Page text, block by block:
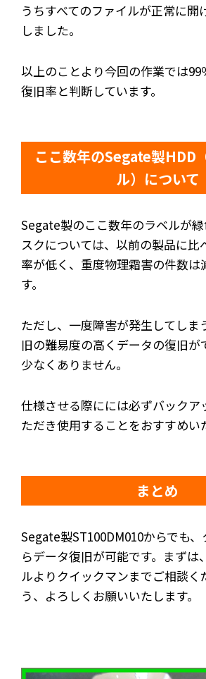
うちすべてのファイルが正常に開
しました。
以上のことより今回の作業では99
復旧率と判断しています。
ここ数年のSegate製HDD
ル）について
Segate製のここ数年のラベルが緑
スクについては、以前の製品に比
率が低く、重度物理霜害の件数は
す。
ただし、一度障害が発生してしま
旧の難易度の高くデータの復旧が
少なくありません。
仕様させる際にには必ずバックア
ただき使用することをおすすめい
まとめ
Segate製ST100DM010からでも
らデータ復旧が可能です。まずは
ルよりクイックマンまでご相談く
う、よろしくお願いいたします。